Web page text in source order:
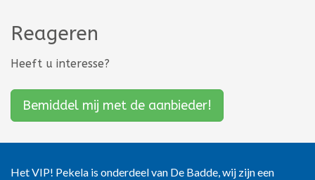
Reageren
Heeft u interesse?
Bemiddel mij met de aanbieder!
Het VIP! Pekela is onderdeel van De Badde, wij zijn een